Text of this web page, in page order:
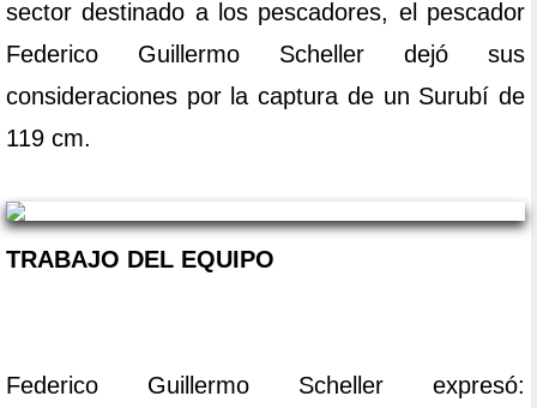
sector destinado a los pescadores, el pescador
Federico Guillermo Scheller dejó sus
consideraciones por la captura de un Surubí de
119 cm.
TRABAJO DEL EQUIPO
Federico Guillermo Scheller expresó: